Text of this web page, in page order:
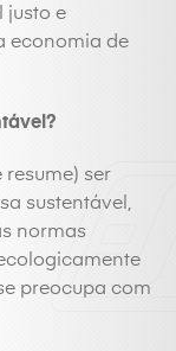
justo e
economia de
ser
sustentável,
normas
preocupa com